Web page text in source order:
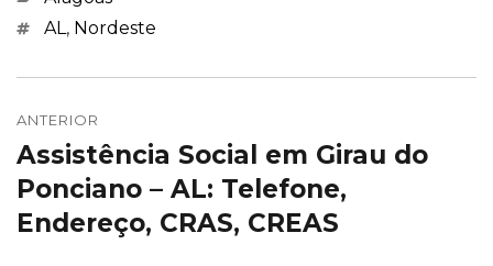
Marcações
AL , Nordeste
de
Post
ANTERIOR
Post
anterior:
Assistência Social em Girau do
Ponciano – AL: Telefone,
Endereço, CRAS, CREAS